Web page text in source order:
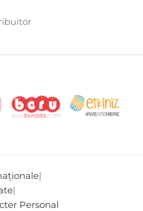
|
|
Personal